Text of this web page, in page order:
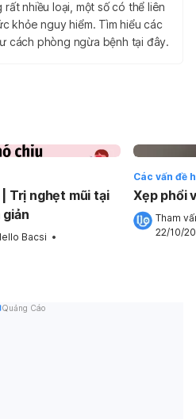
nhiều loại, một số có thể liên
khỏe nguy hiểm. Tìm hiểu các
cách phòng ngừa bệnh tại đây.
Trị nghẹt mũi tại
Bacsi •
Các vấn đề
Xẹp phổi
Tham
22/10/
Quảng Cáo